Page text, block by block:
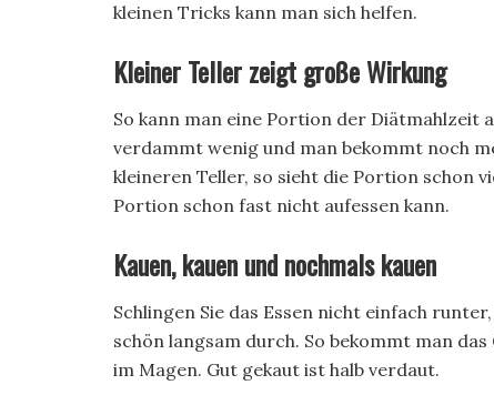
kleinen Tricks kann man sich helfen.
Kleiner Teller zeigt große Wirkung
So kann man eine Portion der Diätmahlzeit
verdammt wenig und man bekommt noch
kleineren Teller, so sieht die Portion schon
Portion schon fast nicht aufessen kann.
Kauen, kauen und nochmals kauen
Schlingen Sie das Essen nicht einfach
schön langsam durch. So bekommt man
im Magen. Gut gekaut ist halb verdaut.